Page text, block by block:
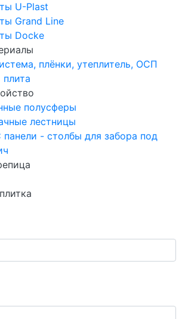
U-Plast
Grand Line
Docke
плёнки, утеплитель, ОСП
плита
полусферы
лестницы
- столбы для забора под